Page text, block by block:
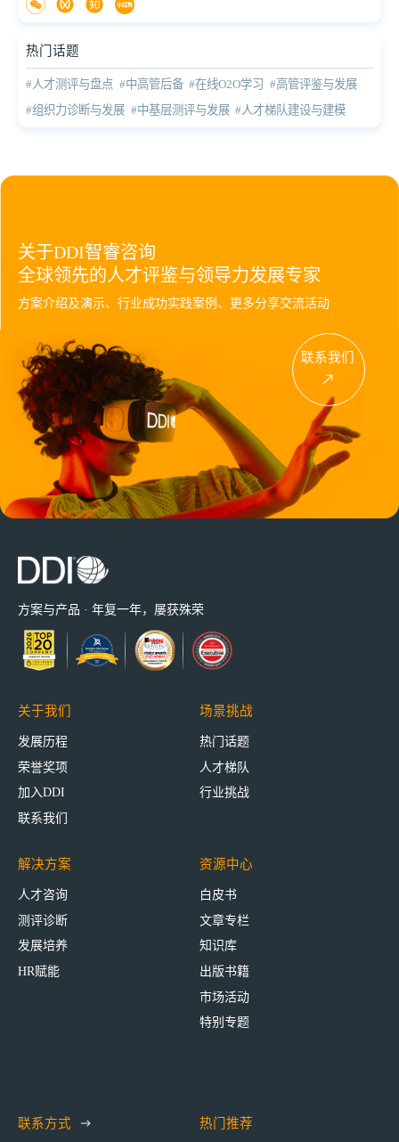
热门话题
#人才测评与盘点 #中高管后备 #在线O2O学习 #高管评鉴与发展
#组织力诊断与发展 #中基层测评与发展 #人才梯队建设与建模
关于DDI智睿咨询
全球领先的人才评鉴与领导力发展专家
方案介绍及演示、行业成功实践案例、更多分享交流活动
联系我们
方案与产品 · 年复一年，屡获殊荣
关于我们
发展历程
荣誉奖项
加入DDI
联系我们
场景挑战
热门话题
人才梯队
行业挑战
解决方案
人才咨询
测评诊断
发展培养
HR赋能
资源中心
白皮书
文章专栏
知识库
出版书籍
市场活动
特别专题
联系方式 热门推荐